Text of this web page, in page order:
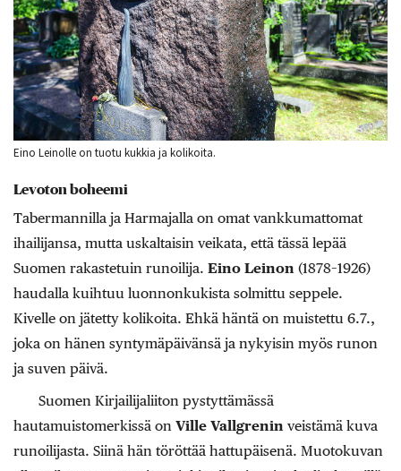
Eino Leinolle on tuotu kukkia ja kolikoita.
Levoton boheemi
Tabermannilla ja Harmajalla on omat vankkumattomat
ihailijansa, mutta uskaltaisin veikata, että tässä lepää
Suomen rakastetuin runoilija. Eino Leinon (1878–1926)
haudalla kuihtuu luonnonkukista solmittu seppele.
Kivelle on jätetty kolikoita. Ehkä häntä on muistettu 6.7.,
joka on hänen syntymäpäivänsä ja nykyisin myös runon
ja suven päivä.
Suomen Kirjailijaliiton pystyttämässä
hautamuistomerkissä on Ville Vallgrenin veistämä kuva
runoilijasta. Siinä hän töröttää hattupäisenä. Muotokuvan